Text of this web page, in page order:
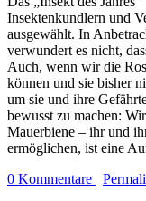
Insektenkundlern und
ausgewählt. In
verwundert es nicht,
Auch, wenn wir die
können und sie bisher
um sie und ihre
bewusst zu machen:
Mauerbiene – ihr und
ermöglichen, ist eine
0 Kommentare